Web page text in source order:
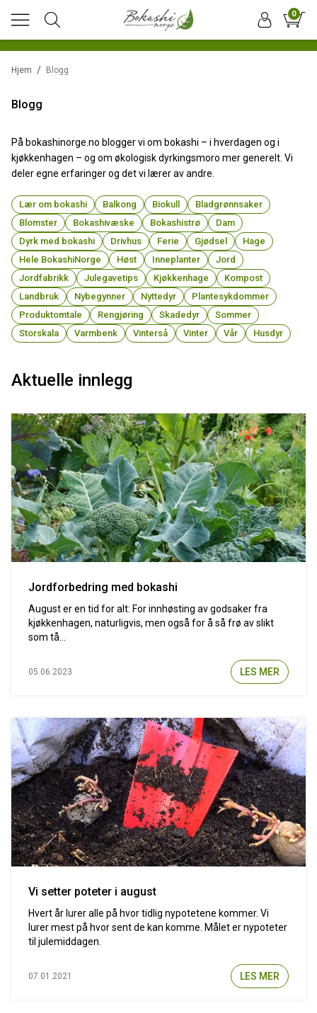
0
/
Hjem Blogg
Blogg
På bokashinorge.no blogger vi om bokashi – i hverdagen og i
kjøkkenhagen – og om økologisk dyrkingsmoro mer generelt. Vi
deler egne erfaringer og det vi lærer av andre.
Lær om bokashi Balkong Biokull
Bladgrønnsaker
Blomster
Bokashivæske Bokashistrø
Dam
Dyrk med bokashi
Drivhus Ferie Gjødsel
Hage
Hele BokashiNorge
Høst Inneplanter
Jord
Jordfabrikk
Julegavetips Kjøkkenhage
Kompost
Landbruk
Nybegynner Nyttedyr
Plantesykdommer
Produktomtale
Rengjøring Skadedyr
Sommer
Storskala
Varmbenk Vinterså Vinter Vår Husdyr
Aktuelle innlegg
Jordforbedring med bokashi
August er en tid for alt: For innhøsting av godsaker fra
kjøkkenhagen, naturligvis, men også for å så frø av slikt
som tå...
05.06.2023 LES MER
Vi setter poteter i august
Hvert år lurer alle på hvor tidlig nypotetene kommer. Vi
lurer mest på hvor sent de kan komme. Målet er nypoteter
til julemiddagen.
07.01.2021 LES MER